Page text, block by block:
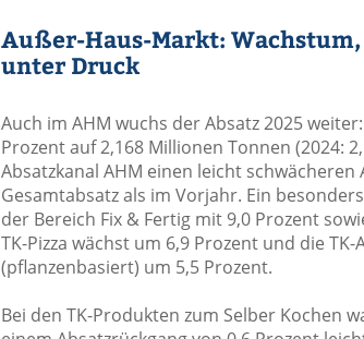
Außer-Haus-Markt:
unter Druck
Auch im AHM wuchs der Absatz 2025
Prozent auf 2,168 Millionen Tonnen (2024:
Absatzkanal AHM einen leicht schwächeren
Gesamtabsatz als im Vorjahr. Ein
der Bereich Fix & Fertig mit 9,0 Prozent
TK-Pizza wächst um 6,9 Prozent und die
(pflanzenbasiert) um 5,5 Prozent.
Bei den TK-Produkten zum Selber Kochen